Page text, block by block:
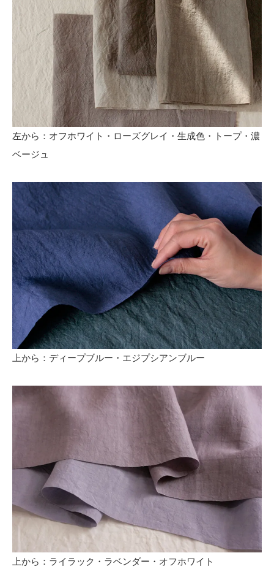
左から：オフホワイト・ローズグレイ・生成色・トープ・濃
ベージュ
上から：ディープブルー・エジプシアンブルー
上から：ライラック・ラベンダー・オフホワイト